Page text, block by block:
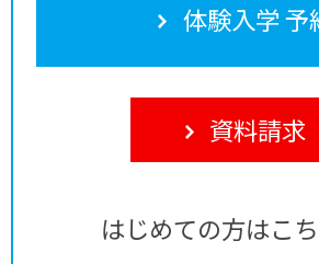
体験入学 予
資料請求
はじめての方はこ